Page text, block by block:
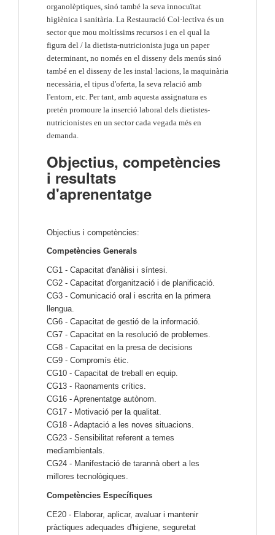
organolèptiques, sinó també la seva innocuïtat
higiènica i sanitària. La Restauració Col·lectiva és un
sector que mou moltíssims recursos i en el qual la
figura del / la dietista-nutricionista juga un paper
determinant, no només en el disseny dels menús sinó
també en el disseny de les instal·lacions, la maquinària
necessària, el tipus d'oferta, la seva relació amb
l'entorn, etc. Per tant, amb aquesta assignatura es
pretén promoure la inserció laboral dels dietistes-
nutricionistes en un sector cada vegada més en
demanda.
Objectius, competències
i resultats
d'aprenentatge
Objectius i competències:
Competències Generals
CG1 - Capacitat d'anàlisi i síntesi.
CG2 - Capacitat d'organització i de planificació.
CG3 - Comunicació oral i escrita en la primera
llengua.
CG6 - Capacitat de gestió de la informació.
CG7 - Capacitat en la resolució de problemes.
CG8 - Capacitat en la presa de decisions
CG9 - Compromís ètic.
CG10 - Capacitat de treball en equip.
CG13 - Raonaments crítics.
CG16 - Aprenentatge autònom.
CG17 - Motivació per la qualitat.
CG18 - Adaptació a les noves situacions.
CG23 - Sensibilitat referent a temes
mediambientals.
CG24 - Manifestació de tarannà obert a les
millores tecnològiques.
Competències Específiques
CE20 - Elaborar, aplicar, avaluar i mantenir
pràctiques adequades d'higiene, seguretat